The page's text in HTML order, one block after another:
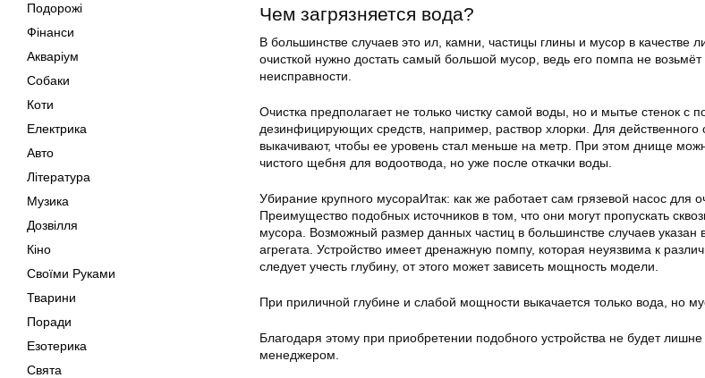
Подорожі
Фінанси
Акваріум
Собаки
Коти
Електрика
Авто
Література
Музика
Дозвілля
Кіно
Своїми Руками
Тварини
Поради
Езотерика
Свята
Чем загрязняется вода?
В большинстве случаев это ил, камни, частицы глины и мусор в качестве
очисткой нужно достать самый большой мусор, ведь его помпа не возьмёт
неисправности.
Очистка предполагает не только чистку самой воды, но и мытье стенок с
дезинфицирующих средств, например, раствор хлорки. Для действенного
выкачивают, чтобы ее уровень стал меньше на метр. При этом днище
чистого щебня для водоотвода, но уже после откачки воды.
Убирание крупного мусораИтак: как же работает сам грязевой насос для
Преимущество подобных источников в том, что они могут пропускать
мусора. Возможный размер данных частиц в большинстве случаев указан в
агрегата. Устройство имеет дренажную помпу, которая неуязвима к
следует учесть глубину, от этого может зависеть мощность модели.
При приличной глубине и слабой мощности выкачается только вода, но
Благодаря этому при приобретении подобного устройства не будет лишне
менеджером.